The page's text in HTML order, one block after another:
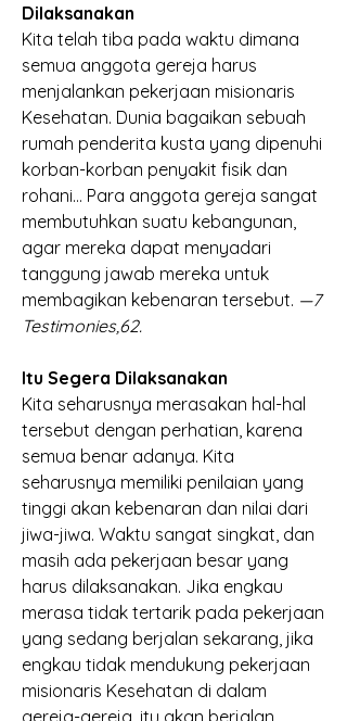
Dilaksanakan
Kita telah tiba pada waktu dimana
semua anggota gereja harus
menjalankan pekerjaan misionaris
Kesehatan. Dunia bagaikan sebuah
rumah penderita kusta yang dipenuhi
korban-korban penyakit fisik dan
rohani… Para anggota gereja sangat
membutuhkan suatu kebangunan,
agar mereka dapat menyadari
tanggung jawab mereka untuk
membagikan kebenaran tersebut. —7
Testimonies,62.
Itu Segera Dilaksanakan
Kita seharusnya merasakan hal-hal
tersebut dengan perhatian, karena
semua benar adanya. Kita
seharusnya memiliki penilaian yang
tinggi akan kebenaran dan nilai dari
jiwa-jiwa. Waktu sangat singkat, dan
masih ada pekerjaan besar yang
harus dilaksanakan. Jika engkau
merasa tidak tertarik pada pekerjaan
yang sedang berjalan sekarang, jika
engkau tidak mendukung pekerjaan
misionaris Kesehatan di dalam
gereja-gereja, itu akan berjalan